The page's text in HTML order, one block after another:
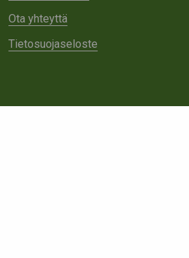
Ota yhteyttä
Tietosuojaseloste